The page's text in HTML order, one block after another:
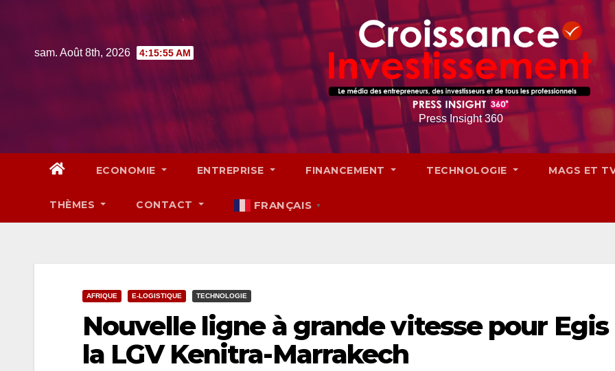
contentsam. Août 8th, 2026 4:15:56 AM
Press Insight 360
ECONOMIE ENTREPRISE FINANCEMENT TECHNOLOGIE MAGS ET
THÈMES CONTACT FRANÇAIS ▼
AFRIQUE E-LOGISTIQUE TECHNOLOGIE
Nouvelle ligne à grande vitesse pour Egis
la LGV Kenitra-Marrakech